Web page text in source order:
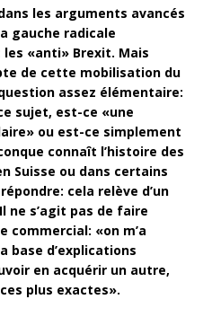
les arguments avancés
gauche radicale
«anti» Brexit. Mais
de cette mobilisation du
assez élémentaire:
sujet, est-ce «une
ou est-ce simplement
connaît l’histoire des
Suisse ou dans certains
cela relève d’un
ne s’agit pas de faire
commercial: «on m’a
base d’explications
en acquérir un autre,
plus exactes».